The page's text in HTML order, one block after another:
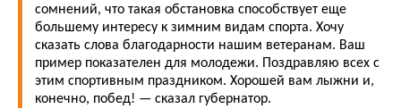
сомнений, что такая обстановка способствует еще
большему интересу к зимним видам спорта. Хочу
сказать слова благодарности нашим ветеранам. Ваш
пример показателен для молодежи. Поздравляю всех с
этим спортивным праздником. Хорошей вам лыжни и,
конечно, побед! — сказал губернатор.